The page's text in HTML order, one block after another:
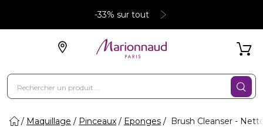
-33% sur tout
Maquillage Pinceaux Eponges Brush Cleanser -